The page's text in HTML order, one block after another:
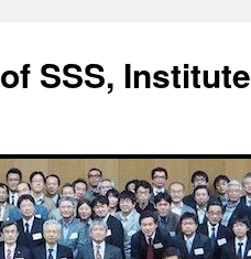
SSS, Institute